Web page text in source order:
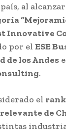
al
Innovative
por el ESE
de los Andes
.
el
de